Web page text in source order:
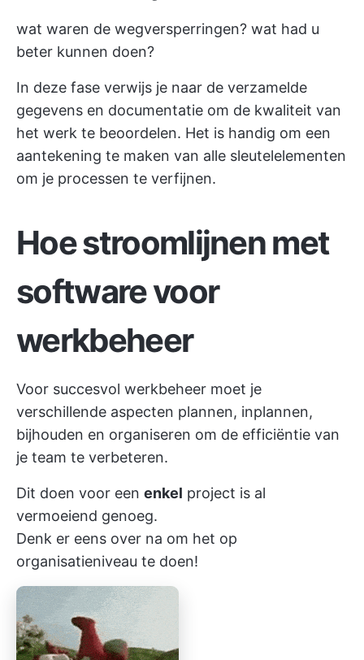
wat waren de wegversperringen? wat had u
beter kunnen doen?
In deze fase verwijs je naar de verzamelde
gegevens en documentatie om de kwaliteit van
het werk te beoordelen. Het is handig om een
aantekening te maken van alle sleutelelementen
om je processen te verfijnen.
Hoe stroomlijnen met
software voor
werkbeheer
Voor succesvol werkbeheer moet je
verschillende aspecten plannen, inplannen,
bijhouden en organiseren om de efficiëntie van
je team te verbeteren.
Dit doen voor een enkel project is al
vermoeiend genoeg.
Denk er eens over na om het op
organisatieniveau te doen!